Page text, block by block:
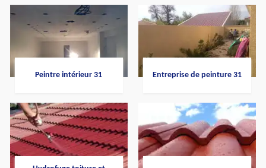
Peintre intérieur 31 Entreprise de peinture 31